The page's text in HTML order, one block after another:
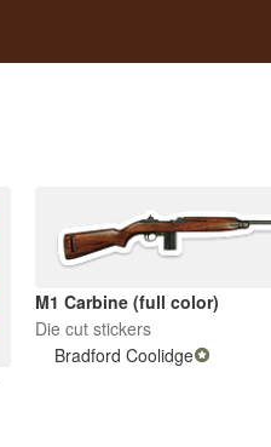
M1 Carbine (full color)
Die cut stickers
Bradford Coolidge